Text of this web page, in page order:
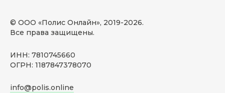
© ООО «Полис Онлайн», 2019-2026.
Все права защищены.
ИНН: 7810745660
ОГРН: 1187847378070
info@polis.online